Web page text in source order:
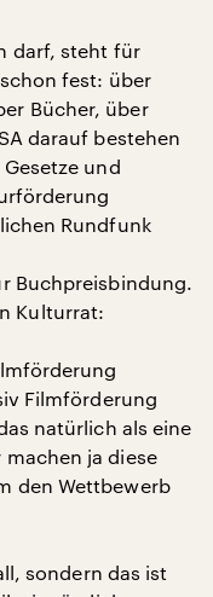
darf, steht für
fest: über
Bücher, über
darauf bestehen
und
Rundfunk
Buchpreisbindung.
Kulturrat:
Filmförderung
natürlich als eine
ja diese
den Wettbewerb
sondern das ist